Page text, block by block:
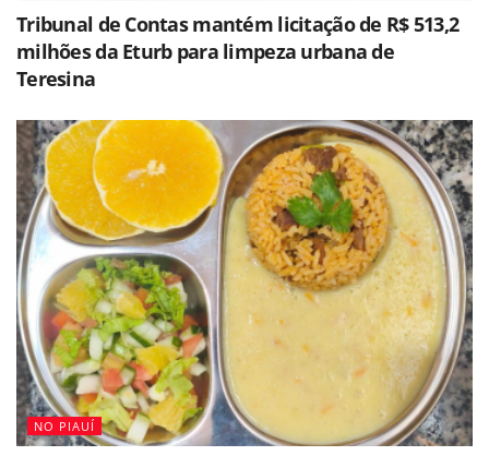
Tribunal de Contas mantém licitação de R$ 513,2
milhões da Eturb para limpeza urbana de
Teresina
NO PIAUÍ